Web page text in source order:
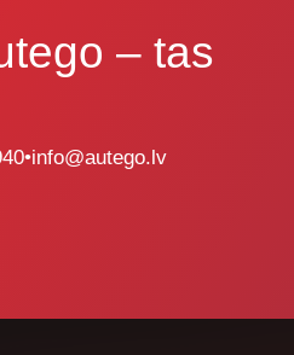
– tas
•info@autego.lv